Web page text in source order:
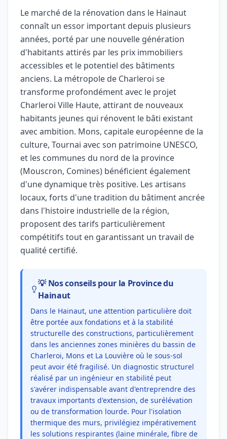
Le marché de la rénovation dans le Hainaut
connaît un essor important depuis plusieurs
années, porté par une nouvelle génération
d'habitants attirés par les prix immobiliers
accessibles et le potentiel des bâtiments
anciens. La métropole de Charleroi se
transforme profondément avec le projet
Charleroi Ville Haute, attirant de nouveaux
habitants jeunes qui rénovent le bâti existant
avec ambition. Mons, capitale européenne de la
culture, Tournai avec son patrimoine UNESCO,
et les communes du nord de la province
(Mouscron, Comines) bénéficient également
d'une dynamique très positive. Les artisans
locaux, forts d'une tradition du bâtiment ancrée
dans l'histoire industrielle de la région,
proposent des tarifs particulièrement
compétitifs tout en garantissant un travail de
qualité certifié.
💡 Nos conseils pour la Province du
Hainaut
Dans le Hainaut, une attention particulière doit
être portée aux fondations et à la stabilité
structurelle des constructions, particulièrement
dans les anciennes zones minières du bassin de
Charleroi, Mons et La Louvière où le sous-sol
peut avoir été fragilisé. Un diagnostic structurel
réalisé par un ingénieur en stabilité peut
s'avérer indispensable avant d'entreprendre des
travaux importants d'extension, de surélévation
ou de transformation lourde. Pour l'isolation
thermique des murs, privilégiez impérativement
les solutions respirantes (laine minérale, fibre de